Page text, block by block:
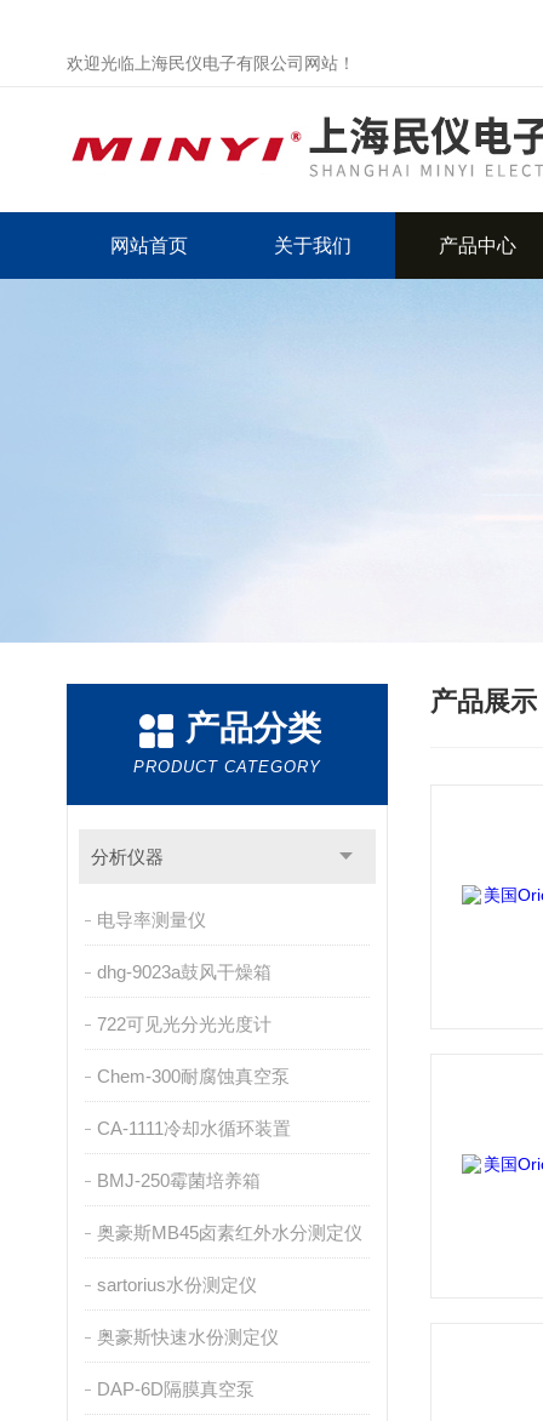
欢迎光临上海民仪电子有限公司网站！
网站首页 关于我们 产品中心
产品分类
PRODUCT CATEGORY
分析仪器
电导率测量仪
dhg-9023a鼓风干燥箱
722可见光分光光度计
Chem-300耐腐蚀真空泵
CA-1111冷却水循环装置
BMJ-250霉菌培养箱
奥豪斯MB45卤素红外水分测定仪
sartorius水份测定仪
奥豪斯快速水份测定仪
DAP-6D隔膜真空泵
产品展示